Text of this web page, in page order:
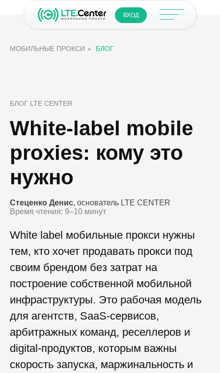
ВХОД
МОБИЛЬНЫЕ ПРОКСИ » БЛОГ
БЛОГ LTE CENTER
White-label mobile
proxies: кому это
нужно
Стеценко Денис, основатель LTE CENTER
Время чтения: 9–10 минут
White label мобильные прокси нужны
тем, кто хочет продавать прокси под
своим брендом без затрат на
построение собственной мобильной
инфраструктуры. Это рабочая модель
для агентств, SaaS-сервисов,
арбитражных команд, реселлеров и
digital-продуктов, которым важны
скорость запуска, маржинальность и